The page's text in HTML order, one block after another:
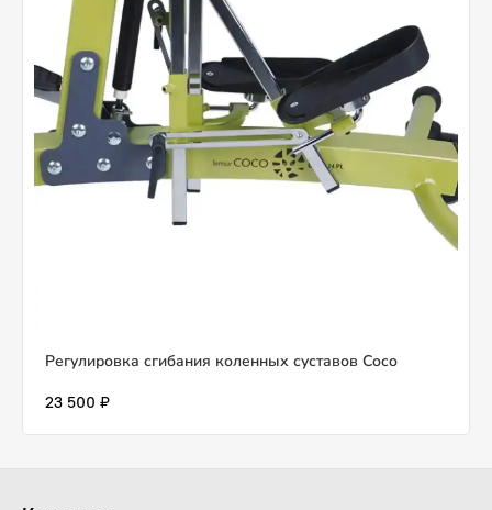
Регулировка сгибания коленных суставов Coco
23 500 ₽